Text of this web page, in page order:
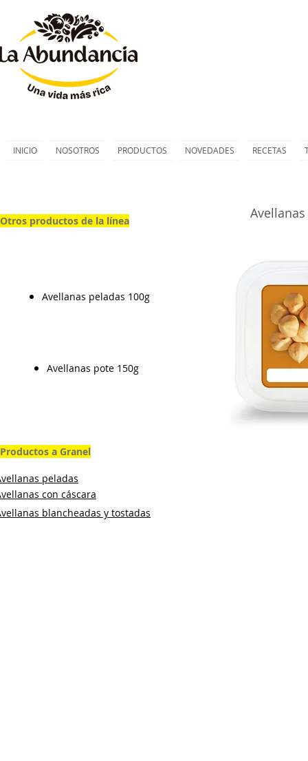
INICIO NOSOTROS PRODUCTOS NOVEDADES RECETAS
Otros productos de la línea
Avellanas peladas 100g
Avellanas pote 150g
Productos a Granel
peladas
con cáscara
blancheadas y tostadas